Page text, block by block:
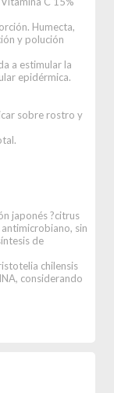
Humecta,
y polución
a estimular la
epidérmica.
sobre rostro y
japonés ?citrus
sin
de
chilensis
considerando